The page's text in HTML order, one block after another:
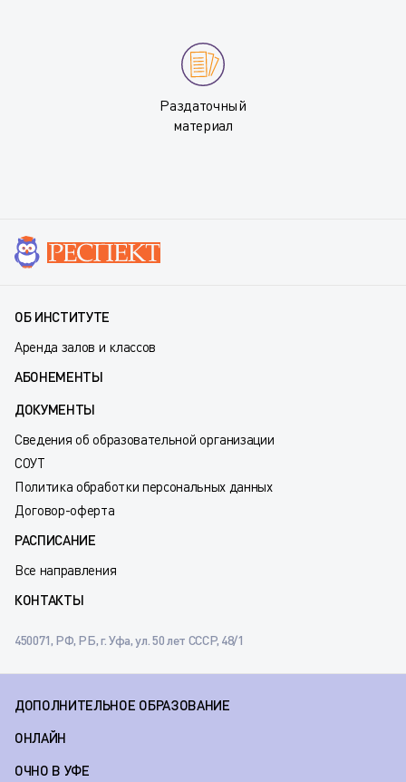
Раздаточный
материал
ОБ ИНСТИТУТЕ
Аренда залов и классов
АБОНЕМЕНТЫ
ДОКУМЕНТЫ
Сведения об образовательной организации
СОУТ
Политика обработки персональных данных
Договор-оферта
РАСПИСАНИЕ
Все направления
КОНТАКТЫ
450071, РФ, РБ, г. Уфа, ул. 50 лет СССР, 48/1
ДОПОЛНИТЕЛЬНОЕ ОБРАЗОВАНИЕ
ОНЛАЙН
ОЧНО В УФЕ